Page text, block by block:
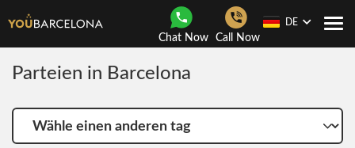
Chat Now Call Now
DE
Parteien in Barcelona
Wähle
einen